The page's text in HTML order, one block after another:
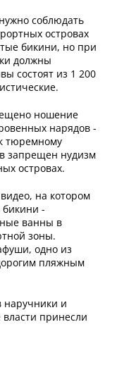
соблюдать
островах
бикини, но при
должны
состоят из 1 200
ношение
нарядов -
тюремному
запрещен нудизм
островах.
на котором
-
ванны в
зоны.
одно из
пляжным
наручники и
принесли